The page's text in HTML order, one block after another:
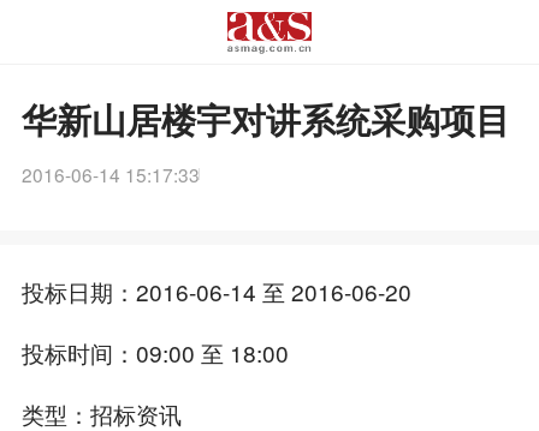
华新山居楼宇对讲系统采购项目
2016-06-14 15:17:33
投标日期：2016-06-14 至 2016-06-20
投标时间：09:00 至 18:00
类型：招标资讯